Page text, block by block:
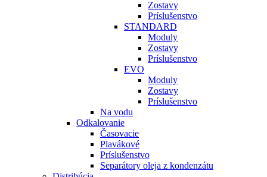
Zostavy
Príslušenstvo
STANDARD
Moduly
Zostavy
Príslušenstvo
EVO
Moduly
Zostavy
Príslušenstvo
Na vodu
Odkalovanie
Časovacie
Plavákové
Príslušenstvo
Separátory oleja z kondenzátu